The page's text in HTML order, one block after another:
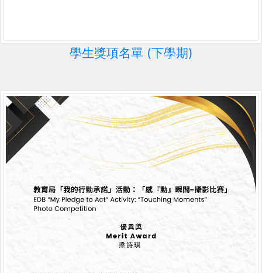
學生獎項名單 (下學期)